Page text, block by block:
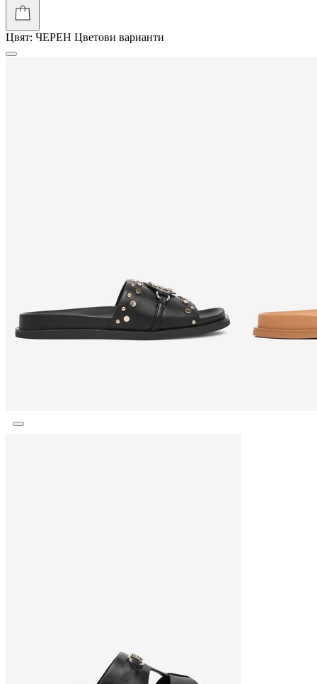
Цвят: ЧЕРЕН Цветови варианти